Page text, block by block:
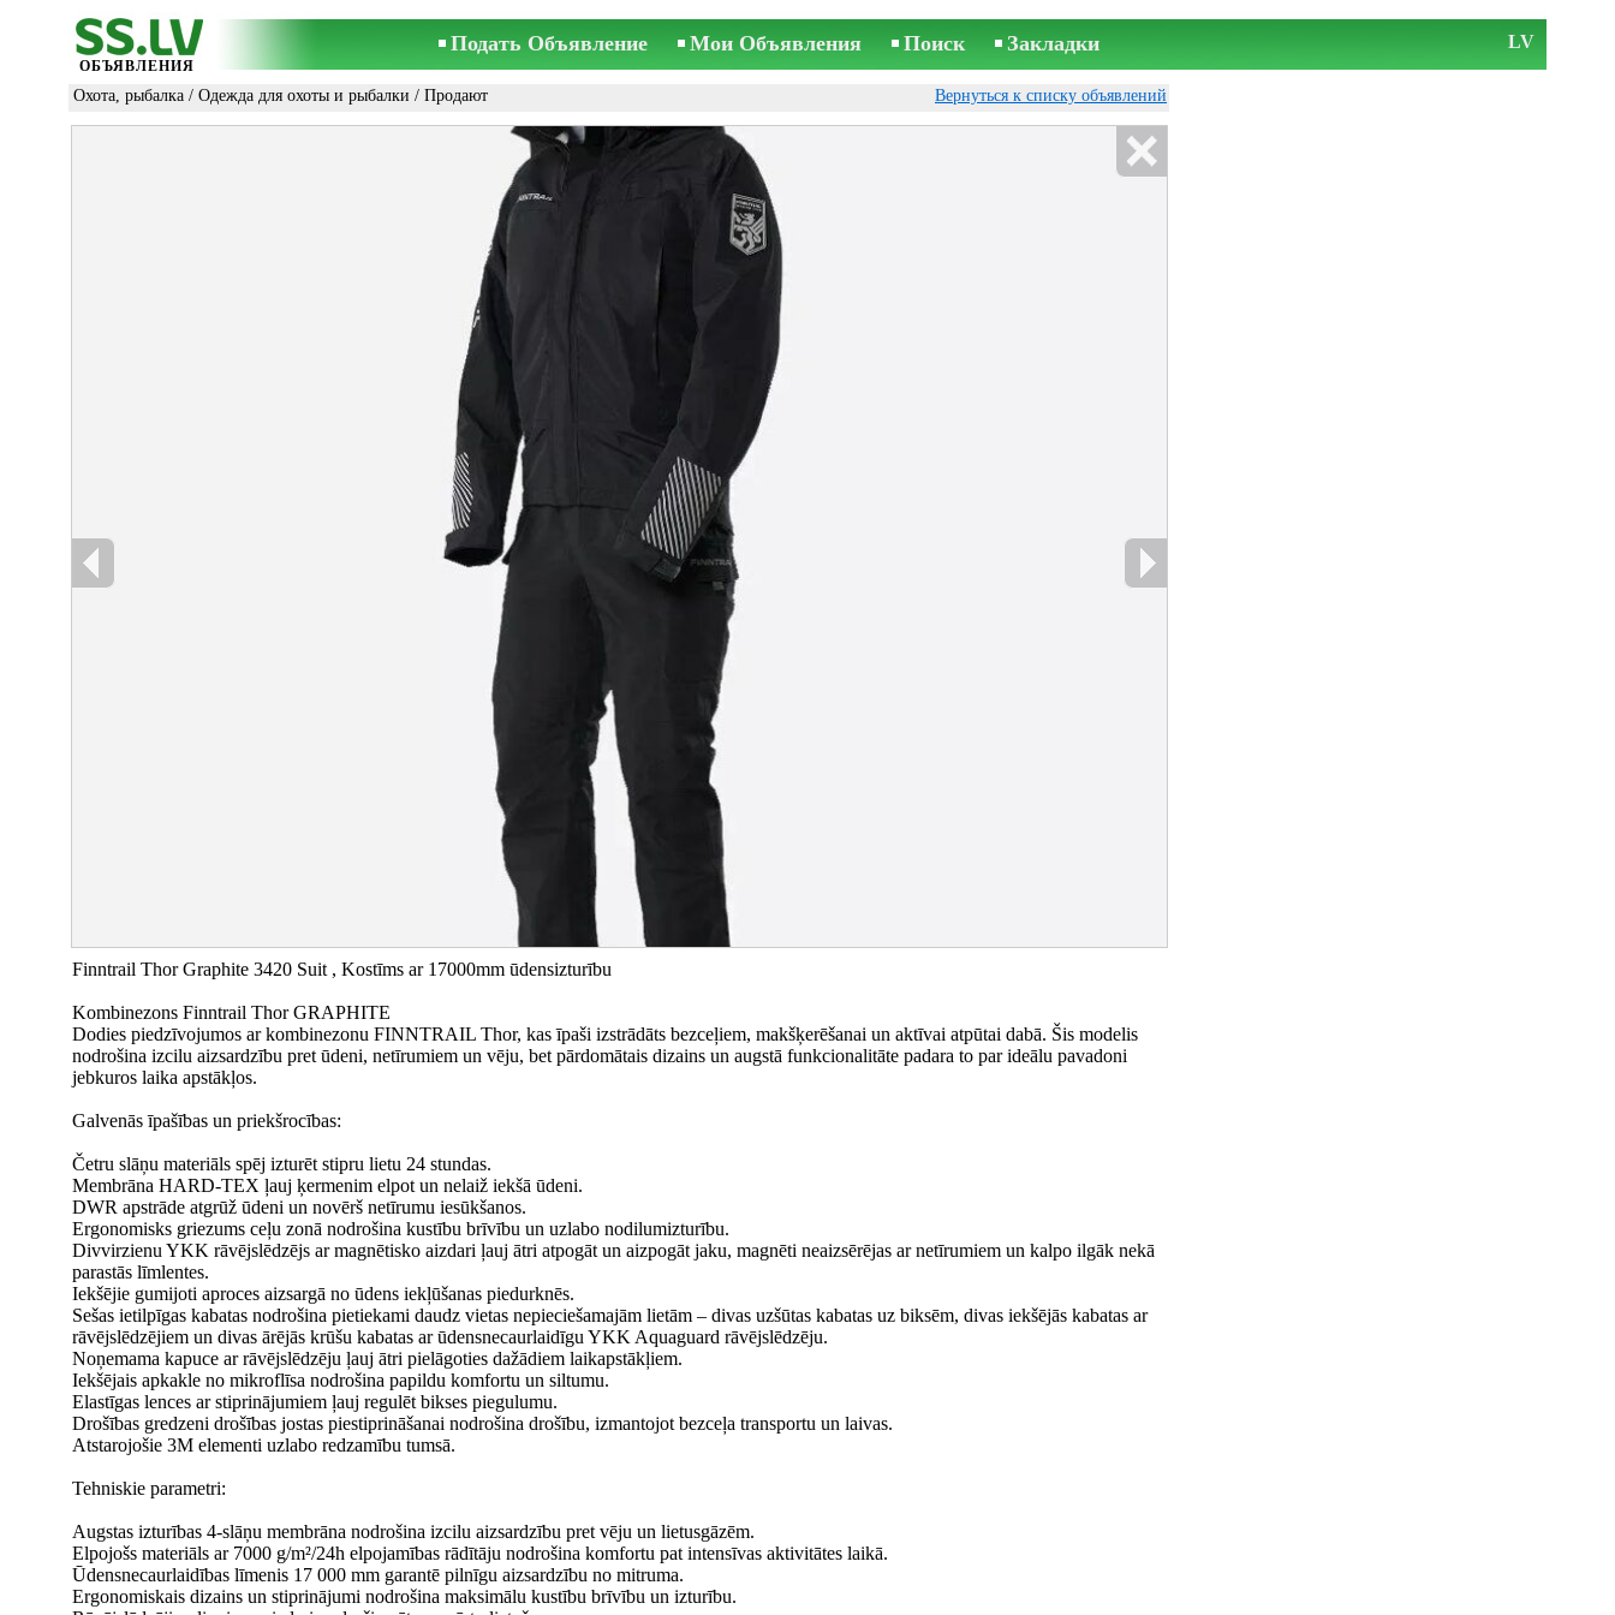
ОБЪЯВЛЕНИЯ
Подать Объявление Мои Объявления Поиск Закладки LV
Охота, рыбалка / Одежда для охоты и рыбалки / Продают Вернуться к списку объявлений
Finntrail Thor Graphite 3420 Suit , Kostīms ar 17000mm ūdensizturību
Kombinezons Finntrail Thor GRAPHITE
Dodies piedzīvojumos ar kombinezonu FINNTRAIL Thor, kas īpaši izstrādāts bezceļiem, makšķerēšanai un aktīvai atpūtai dabā. Šis modelis
nodrošina izcilu aizsardzību pret ūdeni, netīrumiem un vēju, bet pārdomātais dizains un augstā funkcionalitāte padara to par ideālu pavadoni
jebkuros laika apstākļos.
Galvenās īpašības un priekšrocības:
Četru slāņu materiāls spēj izturēt stipru lietu 24 stundas.
Membrāna HARD-TEX ļauj ķermenim elpot un nelaiž iekšā ūdeni.
DWR apstrāde atgrūž ūdeni un novērš netīrumu iesūkšanos.
Ergonomisks griezums ceļu zonā nodrošina kustību brīvību un uzlabo nodilumizturību.
Divvirzienu YKK rāvējslēdzējs ar magnētisko aizdari ļauj ātri atpogāt un aizpogāt jaku, magnēti neaizsērējas ar netīrumiem un kalpo ilgāk nekā
parastās līmlentes.
Iekšējie gumijoti aproces aizsargā no ūdens iekļūšanas piedurknēs.
Sešas ietilpīgas kabatas nodrošina pietiekami daudz vietas nepieciešamajām lietām – divas uzšūtas kabatas uz biksēm, divas iekšējās kabatas ar
rāvējslēdzējiem un divas ārējās krūšu kabatas ar ūdensnecaurlaidīgu YKK Aquaguard rāvējslēdzēju.
Noņemama kapuce ar rāvējslēdzēju ļauj ātri pielāgoties dažādiem laikapstākļiem.
Iekšējais apkakle no mikroflīsa nodrošina papildu komfortu un siltumu.
Elastīgas lences ar stiprinājumiem ļauj regulēt bikses piegulumu.
Drošības gredzeni drošības jostas piestiprināšanai nodrošina drošību, izmantojot bezceļa transportu un laivas.
Atstarojošie 3M elementi uzlabo redzamību tumsā.
Tehniskie parametri:
Augstas izturības 4-slāņu membrāna nodrošina izcilu aizsardzību pret vēju un lietusgāzēm.
Elpojošs materiāls ar 7000 g/m²/24h elpojamības rādītāju nodrošina komfortu pat intensīvas aktivitātes laikā.
Ūdensnecaurlaidības līmenis 17 000 mm garantē pilnīgu aizsardzību no mitruma.
Ergonomiskais dizains un stiprinājumi nodrošina maksimālu kustību brīvību un izturību.